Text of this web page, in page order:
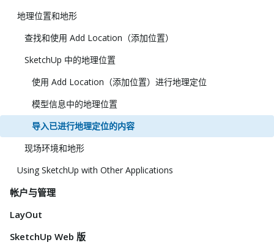
地理位置和地形
查找和使用 Add Location（添加位置）
SketchUp 中的地理位置
使用 Add Location（添加位置）进行地理定位
模型信息中的地理位置
导入已进行地理定位的内容
现场环境和地形
Using SketchUp with Other Applications
帐户与管理
LayOut
SketchUp Web 版